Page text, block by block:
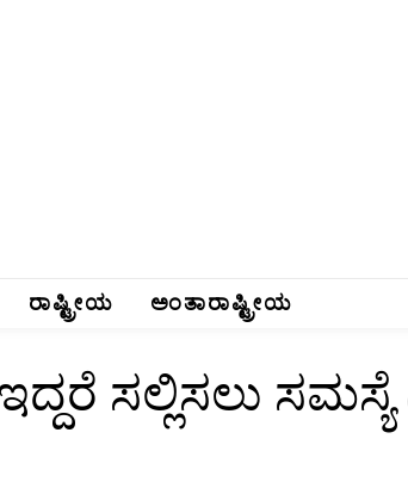
ರಾಷ್ಟ್ರೀಯ ಅಂತಾರಾಷ್ಟ್ರೀಯ
ಸಲ್ಲಿಸಲು ಸಮಸ್ಯೆ